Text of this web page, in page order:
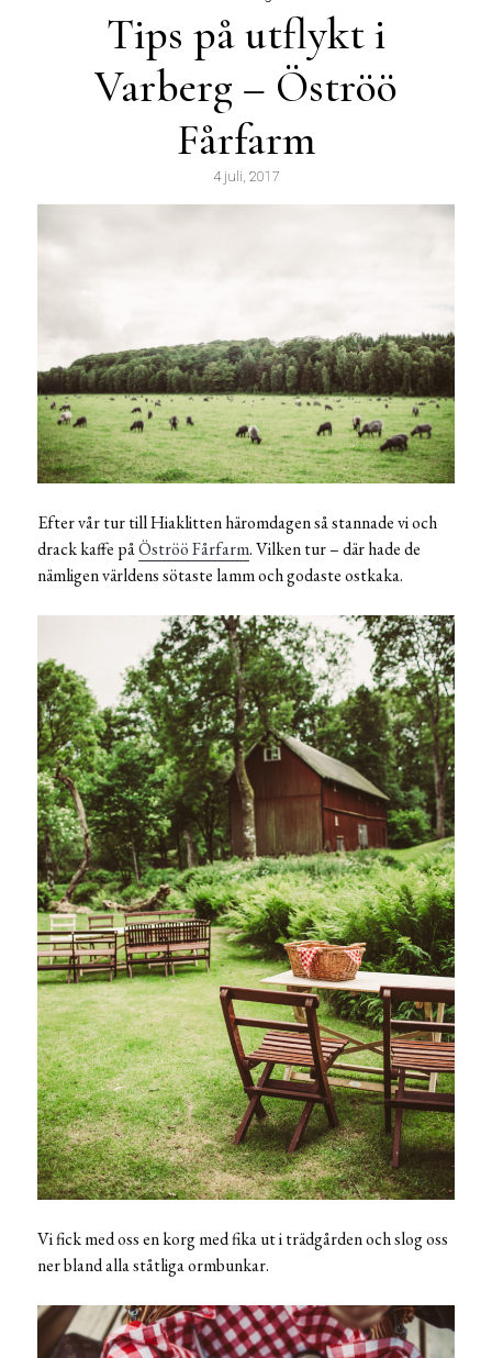
Tips på utflykt i
Varberg – Öströö
Fårfarm
4 juli, 2017
Efter vår tur till Hiaklitten häromdagen så stannade vi och
drack kaffe påÖströö Fårfarm. Vilken tur – där hade de
nämligen världens sötaste lamm och godaste ostkaka.
Vi fick med oss en korg med fika ut i trädgården och slog oss
ner bland alla ståtliga ormbunkar.